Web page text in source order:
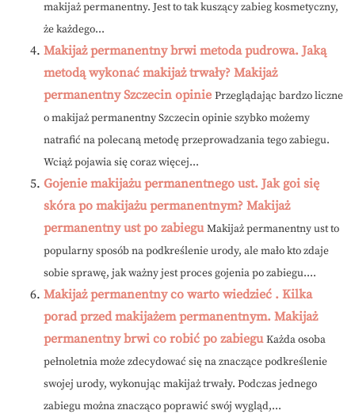
makijaż permanentny. Jest to tak kuszący zabieg kosmetyczny,
że każdego...
Makijaż permanentny brwi metoda pudrowa. Jaką
metodą wykonać makijaż trwały? Makijaż
permanentny Szczecin opinie Przeglądając bardzo liczne
o makijaż permanentny Szczecin opinie szybko możemy
natrafić na polecaną metodę przeprowadzania tego zabiegu.
Wciąż pojawia się coraz więcej...
Gojenie makijażu permanentnego ust. Jak goi się
skóra po makijażu permanentnym? Makijaż
permanentny ust po zabiegu Makijaż permanentny ust to
popularny sposób na podkreślenie urody, ale mało kto zdaje
sobie sprawę, jak ważny jest proces gojenia po zabiegu....
Makijaż permanentny co warto wiedzieć . Kilka
porad przed makijażem permanentnym. Makijaż
permanentny brwi co robić po zabiegu Każda osoba
pełnoletnia może zdecydować się na znaczące podkreślenie
swojej urody, wykonując makijaż trwały. Podczas jednego
zabiegu można znacząco poprawić swój wygląd,...